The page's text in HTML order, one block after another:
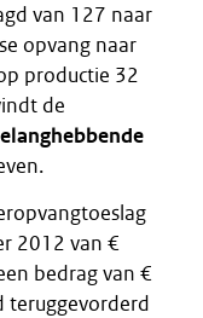
van 127 naar
opvang naar
productie 32
de
2012 van €
bedrag van €
teruggevorderd